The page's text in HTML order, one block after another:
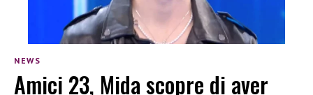
NEWS
Amici 23, Mida scopre di aver